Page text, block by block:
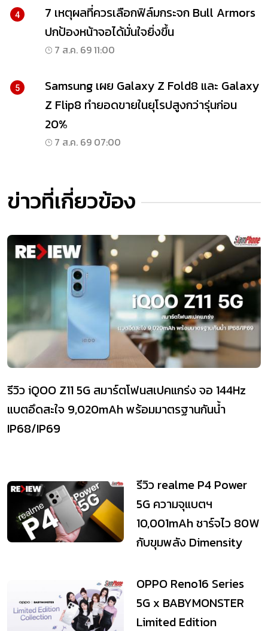
4
7 เหตุผลที่ควรเลือกฟิล์มกระจก Bull Armors
ปกป้องหน้าจอได้มั่นใจยิ่งขึ้น
7 ส.ค. 69 11:00
5
Samsung เผย Galaxy Z Fold8 และ Galaxy
Z Flip8 ทำยอดขายในยุโรปสูงกว่ารุ่นก่อน
20%
7 ส.ค. 69 07:00
ข่าวที่เกี่ยวข้อง
รีวิว iQOO Z11 5G สมาร์ตโฟนสเปคแกร่ง จอ 144Hz
แบตอึดสะใจ 9,020mAh พร้อมมาตรฐานกันน้ำ
IP68/IP69
รีวิว realme P4 Power
5G ความจุแบตฯ
10,001mAh ชาร์จไว 80W
กับขุมพลัง Dimensity
OPPO Reno16 Series
5G x BABYMONSTER
Limited Edition